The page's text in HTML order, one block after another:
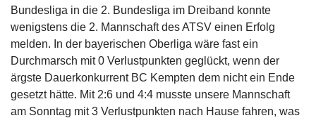
Bundesliga in die 2. Bundesliga im Dreiband konnte
wenigstens die 2. Mannschaft des ATSV einen Erfolg
melden. In der bayerischen Oberliga wäre fast ein
Durchmarsch mit 0 Verlustpunkten geglückt, wenn der
ärgste Dauerkonkurrent BC Kempten dem nicht ein Ende
gesetzt hätte. Mit 2:6 und 4:4 musste unsere Mannschaft
am Sonntag mit 3 Verlustpunkten nach Hause fahren, was